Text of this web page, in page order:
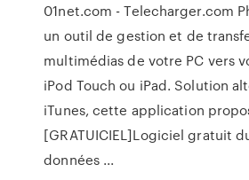
01net.com - Telecharger.com
un outil de gestion et de
multimédias de votre PC vers
iPod Touch ou iPad. Solution
iTunes, cette application
[GRATUICIEL]Logiciel gratuit
données ...